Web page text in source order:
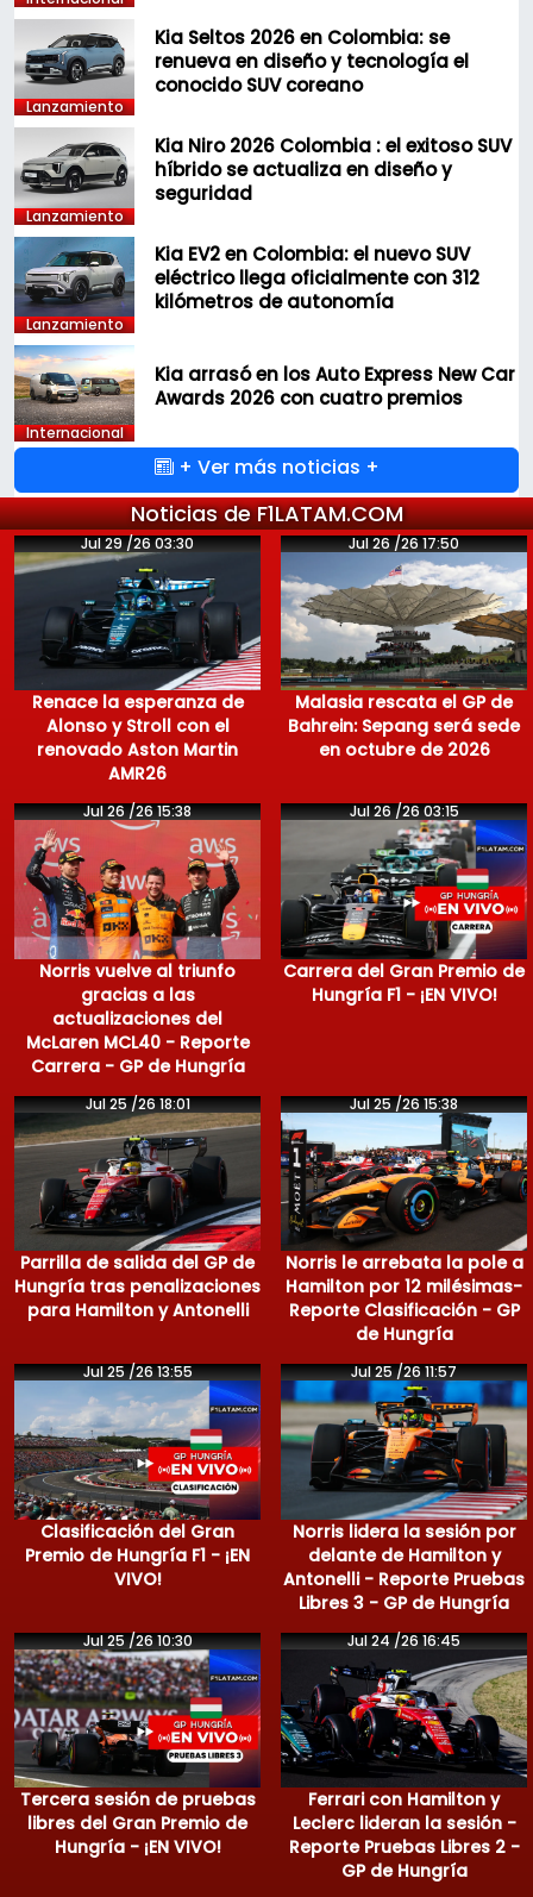
Lanzamiento
Kia Seltos 2026 en Colombia: se
renueva en diseño y tecnología el
conocido SUV coreano
Lanzamiento
Kia Niro 2026 Colombia : el exitoso SUV
híbrido se actualiza en diseño y
seguridad
Lanzamiento
Kia EV2 en Colombia: el nuevo SUV
eléctrico llega oficialmente con 312
kilómetros de autonomía
Internacional
Kia arrasó en los Auto Express New Car
Awards 2026 con cuatro premios
+ Ver más noticias +
Noticias de F1LATAM.COM
Jul 29 /26 03:30
Renace la esperanza de
Alonso y Stroll con el
renovado Aston Martin
AMR26
Jul 26 /26 17:50
Malasia rescata el GP de
Bahrein: Sepang será sede
en octubre de 2026
Jul 26 /26 15:38
Norris vuelve al triunfo
gracias a las
actualizaciones del
McLaren MCL40 - Reporte
Carrera - GP de Hungría
Jul 26 /26 03:15
Carrera del Gran Premio de
Hungría F1 - ¡EN VIVO!
Jul 25 /26 18:01
Parrilla de salida del GP de
Hungría tras penalizaciones
para Hamilton y Antonelli
Jul 25 /26 15:38
Norris le arrebata la pole a
Hamilton por 12 milésimas-
Reporte Clasificación - GP
de Hungría
Jul 25 /26 13:55
Clasificación del Gran
Premio de Hungría F1 - ¡EN
VIVO!
Jul 25 /26 11:57
Norris lidera la sesión por
delante de Hamilton y
Antonelli - Reporte Pruebas
Libres 3 - GP de Hungría
Jul 25 /26 10:30
Tercera sesión de pruebas
libres del Gran Premio de
Hungría - ¡EN VIVO!
Jul 24 /26 16:45
Ferrari con Hamilton y
Leclerc lideran la sesión -
Reporte Pruebas Libres 2 -
GP de Hungría